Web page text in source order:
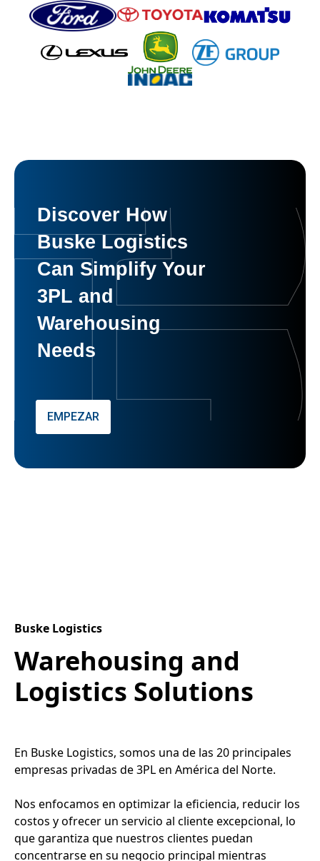
Discover How
Buske Logistics
Can Simplify Your
3PL and
Warehousing
Needs
EMPEZAR
Buske Logistics
Warehousing and
Logistics Solutions
En Buske Logistics, somos una de las 20 principales
empresas privadas de 3PL en América del Norte.
Nos enfocamos en optimizar la eficiencia, reducir los
costos y ofrecer un servicio al cliente excepcional, lo
que garantiza que nuestros clientes puedan
concentrarse en su negocio principal mientras